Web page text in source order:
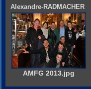
Alexandre-RADMACHER
AMFG 2013.jpg